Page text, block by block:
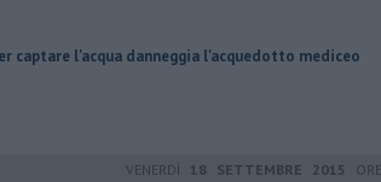
danneggia l'acquedotto mediceo ​Benzina,
VENERDÌ 18 SETTEMBRE 2015